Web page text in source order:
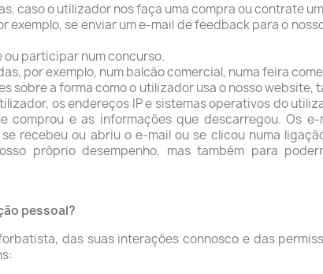
caso o utilizador nos faça uma compra ou contrate
se enviar um e-mail de feedback para o
ou participar num concurso.
por exemplo, num balcão comercial, numa feira
sobre a forma como o utilizador usa o nosso website,
os endereços IP e sistemas operativos do
e as informações que descarregou. Os
recebeu ou abriu o e-mail ou se clicou numa
próprio desempenho, mas também para
pessoal?
das suas interações connosco e das